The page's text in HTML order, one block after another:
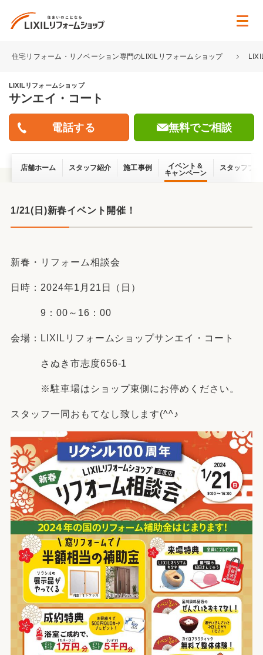
住宅リフォーム・リノベーション専門のLIXILリフォームショップ
LIXILリフォームショップ
サンエイ・コート
無料でご相談
店舗ホーム スタッフ紹介 施工事例
イベント＆
キャンペーン
スタッフブ
1/21(日)新春イベント開催！
新春・リフォーム相談会
日時：2024年1月21日（日）
9：00～16：00
会場：LIXILリフォームショップサンエイ・コート
さぬき市志度656-1
※駐車場はショップ東側にお停めください。
スタッフ一同おもてなし致します(^^♪